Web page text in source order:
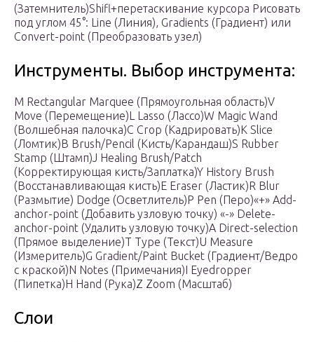
(Затемнитель)Shifl+перетаскивание курсора Рисовать
под углом 45°: Line (Линия), Gradients (Градиент) или
Convert-point (Преобразовать узел)
Инструменты. Выбор инструмента:
М Rectangular Marquee (Прямоугольная область)V
Move (Перемещение)L Lasso (Лассо)W Magic Wand
(Волшебная палочка)С Crop (Кадрировать)К Slice
(Ломтик)В Brush/Pencil (Кисть/Карандаш)S Rubber
Stamp (Штамп)J Healing Brush/Patch
(Корректирующая кисть/Заплатка)Y History Brush
(Восстанавливающая кисть)Е Eraser (Ластик)R Blur
(Размытие) Dodge (Осветлитель)Р Pen (Перо)«+» Add-
anchor-point (Добавить узловую точку) «-» Delete-
anchor-point (Удалить узловую точку)А Direct-selection
(Прямое выделение)Т Туре (Текст)U Measure
(Измеритель)G Gradient/Paint Bucket (Градиент/Ведро
с краской)N Notes (Примечания)I Eyedropper
(Пипетка)Н Hand (Рука)Z Zoom (Масштаб)
Слои